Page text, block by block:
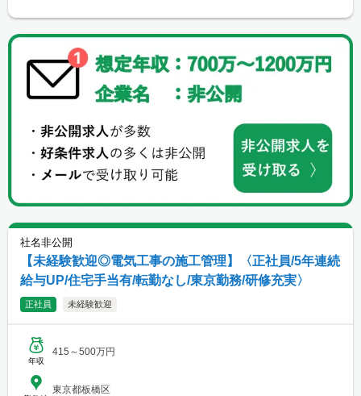
社名非公開
【未経験歓迎◎電気工事の施工管理】〈正社員/5年連続
給与UP/住宅手当有/転勤なし/東京勤務/研修充実〉
正社員 未経験歓迎
年収
415～500万円
東京都板橋区